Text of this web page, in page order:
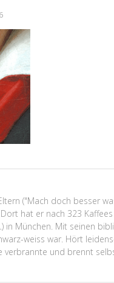
("Mach doch besser
hat er nach 323
in München. Mit seinen
weiss war. Hört
verbrannte und brennt